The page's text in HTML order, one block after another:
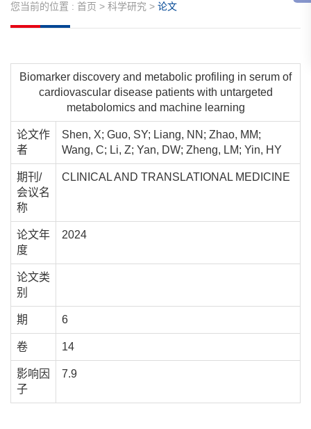
您当前的位置 : 首页 > 科学研究 > 论文
Biomarker discovery and metabolic profiling in serum of
cardiovascular disease patients with untargeted
metabolomics and machine learning
论文作
者
Shen, X; Guo, SY; Liang, NN; Zhao, MM;
Wang, C; Li, Z; Yan, DW; Zheng, LM; Yin, HY
期刊/
会议名
称
CLINICAL AND TRANSLATIONAL MEDICINE
论文年
度
2024
论文类
别
期 6
卷 14
影响因
子
7.9